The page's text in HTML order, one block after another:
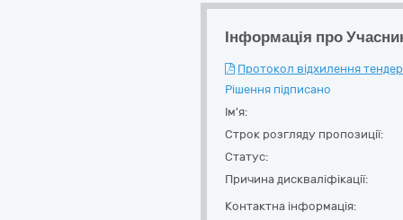
Інформація про
Протокол відхилення
Рішення підписано
Ім'я:
Строк розгляду пропозиції:
Статус:
Причина дискваліфікації:
Контактна інформація: